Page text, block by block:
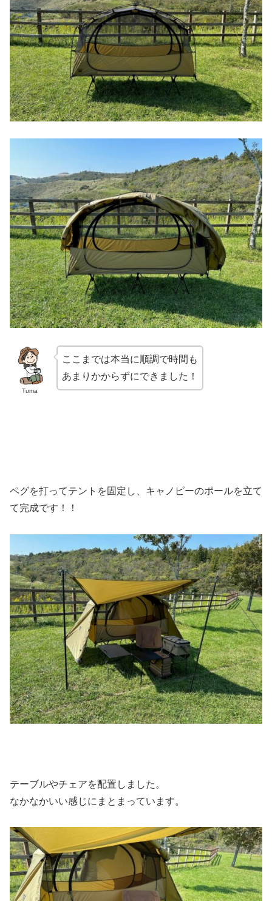
Tuma
ここまでは本当に順調で時間も
あまりかからずにできました！
ペグを打ってテントを固定し、キャノピーのポールを立て
て完成です！！
テーブルやチェアを配置しました。
なかなかいい感じにまとまっています。